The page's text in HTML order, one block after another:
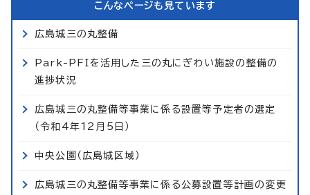
こんなページも見ています
広島城三の丸整備
Park-PFIを活用した三の丸にぎわい施設の整備の
進捗状況
広島城三の丸整備等事業に係る設置等予定者の選定
（令和4年12月5日）
中央公園（広島城区域）
広島城三の丸整備等事業に係る公募設置等計画の変更